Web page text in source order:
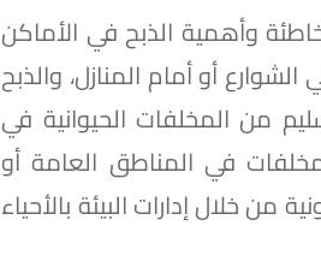
وأهمية الذبح في الأماكن
أو أمام المنازل، والذبح
من المخلفات الحيوانية في
في المناطق العامة أو
خلال إدارات البيئة بالأحياء